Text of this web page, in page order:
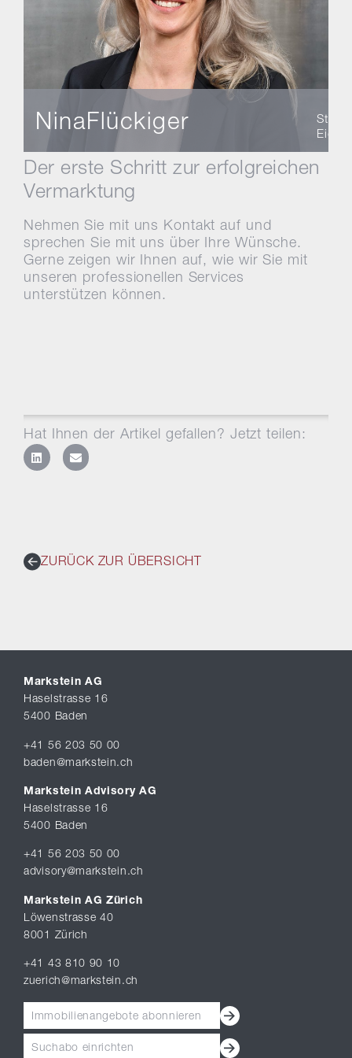
NinaFlückiger
Eidg.
Der erste Schritt zur erfolgreichen
Vermarktung
Nehmen Sie mit uns Kontakt auf und
sprechen Sie mit uns über Ihre Wünsche.
Gerne zeigen wir Ihnen auf, wie wir Sie mit
unseren professionellen Services
unterstützen können.
Hat Ihnen der Artikel gefallen? Jetzt teilen:
ZURÜCK ZUR ÜBERSICHT
Markstein AG
Haselstrasse 16
5400 Baden
+41 56 203 50 00
baden@markstein.ch
Markstein Advisory AG
Haselstrasse 16
5400 Baden
+41 56 203 50 00
advisory@markstein.ch
Markstein AG Zürich
Löwenstrasse 40
8001 Zürich
+41 43 810 90 10
zuerich@markstein.ch
Immobilienangebote abonnieren
Suchabo einrichten